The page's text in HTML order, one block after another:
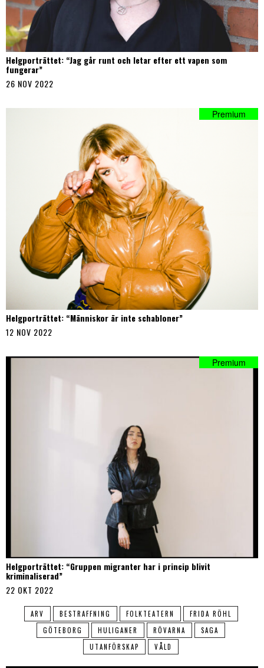
Helgporträttet: “Jag går runt och letar efter ett vapen som
fungerar”
26 NOV 2022
Helgporträttet: “Människor är inte schabloner”
12 NOV 2022
Helgporträttet: “Gruppen migranter har i princip blivit
kriminaliserad”
22 OKT 2022
ARV BESTRAFFNING FOLKTEATERN
FRIDA RÖHL
GÖTEBORG
HULIGANER RÖVARNA
SAGA
UTANFÖRSKAP
VÅLD